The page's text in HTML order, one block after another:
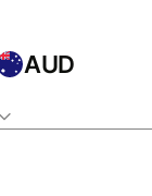
AUD